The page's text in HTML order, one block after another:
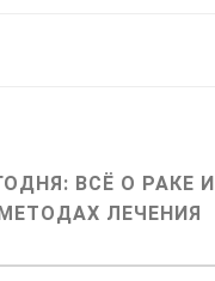
ВСЁ О РАКЕ И
ЛЕЧЕНИЯ